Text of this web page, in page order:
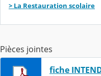
> La Restauration scolaire
Pièces jointes
fiche